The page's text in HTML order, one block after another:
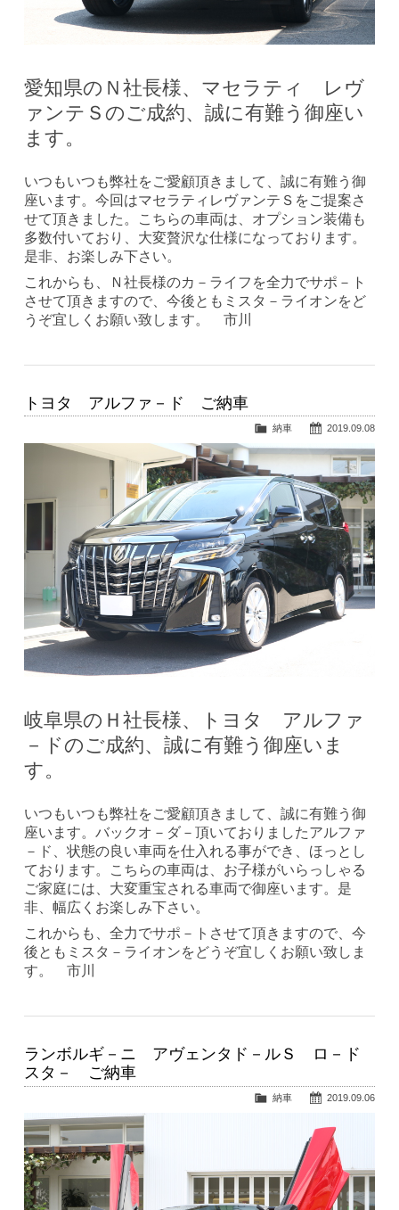
愛知県のＮ社長様、マセラティ レヴ
ァンテＳのご成約、誠に有難う御座い
ます。
いつもいつも弊社をご愛顧頂きまして、誠に有難う御
座います。今回はマセラティレヴァンテＳをご提案さ
せて頂きました。こちらの車両は、オプション装備も
多数付いており、大変贅沢な仕様になっております。
是非、お楽しみ下さい。
これからも、Ｎ社長様のカ－ライフを全力でサポ－ト
させて頂きますので、今後ともミスタ－ライオンをど
うぞ宜しくお願い致します。 市川
トヨタ アルファ－ド ご納車
2019.09.08
納車
岐阜県のＨ社長様、トヨタ アルファ
－ドのご成約、誠に有難う御座いま
す。
いつもいつも弊社をご愛顧頂きまして、誠に有難う御
座います。バックオ－ダ－頂いておりましたアルファ
－ド、状態の良い車両を仕入れる事ができ、ほっとし
ております。こちらの車両は、お子様がいらっしゃる
ご家庭には、大変重宝される車両で御座います。是
非、幅広くお楽しみ下さい。
これからも、全力でサポ－トさせて頂きますので、今
後ともミスタ－ライオンをどうぞ宜しくお願い致しま
す。 市川
ランボルギ－ニ アヴェンタド－ルＳ ロ－ド
スタ－ ご納車
2019.09.06
納車